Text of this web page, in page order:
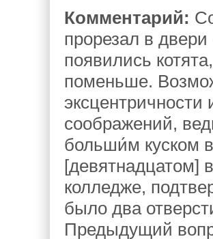
Комментарий:
прорезал в
появились
поменьше.
эксцентричности
соображений,
больши́м куском
[девятнадцатом]
колледже,
было два
Предыдущий